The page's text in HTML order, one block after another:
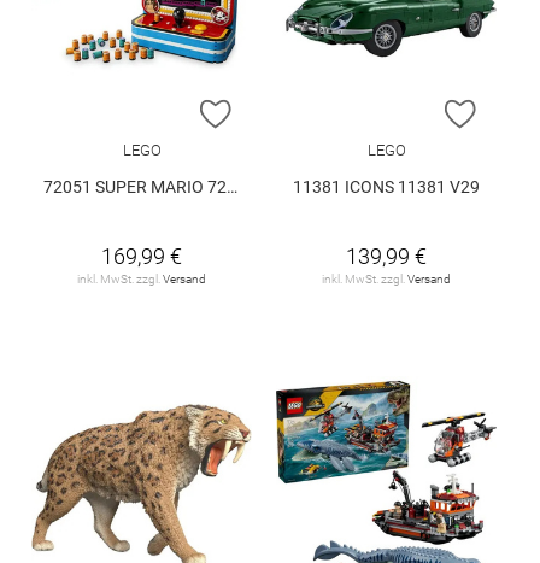
ZUR WUNSCHLISTE HINZUFÜGEN
LEGO
72051 SUPER MARIO 72051 V29
169,99 €
inkl. MwSt. zzgl. Versand
ZUR
LEGO
11381 ICONS 11381 V29
139,99 €
inkl. MwSt. zzgl. Versand